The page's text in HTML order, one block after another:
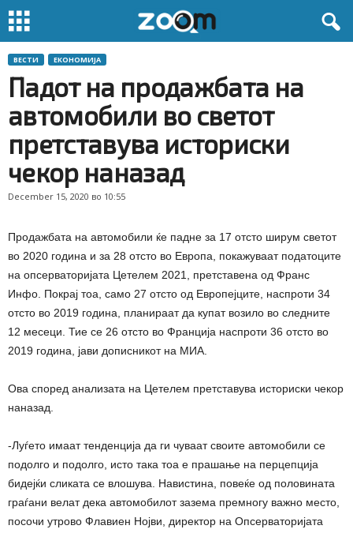
ВЕСТИ ЕКОНОМИЈА
Падот на продажбата на
автомобили во светот
претставува историски
чекор наназад
December 15, 2020 во 10:55
Продажбата на автомобили ќе падне за 17 отсто ширум светот
во 2020 година и за 28 отсто во Европа, покажуваат податоците
на опсерваторијата Цетелем 2021, претставена од Франс
Инфо. Покрај тоа, само 27 отсто од Европејците, наспроти 34
отсто во 2019 година, планираат да купат возило во следните
12 месеци. Тие се 26 отсто во Франција наспроти 36 отсто во
2019 година, јави дописникот на МИА.
Ова според анализата на Цетелем претставува историски чекор
наназад.
-Луѓето имаат тенденција да ги чуваат своите автомобили се
подолго и подолго, исто така тоа е прашање на перцепција
бидејќи сликата се влошува. Навистина, повеќе од половината
граѓани велат дека автомобилот зазема премногу важно место,
посочи утрово Флавиен Нојви, директор на Опсерваторијата